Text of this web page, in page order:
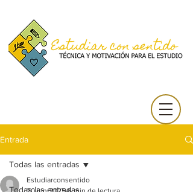
Entrada
Todas las entradas
Todas las entradas
Estudiarconsentido